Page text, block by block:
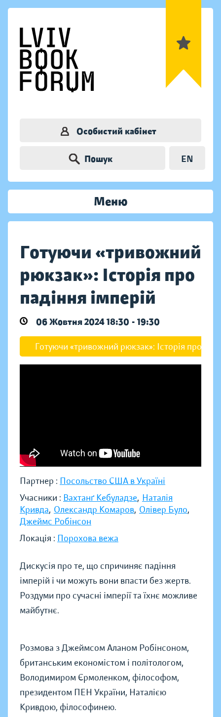
Особистий кабінет
Пошук EN
Меню
Готуючи «тривожний
рюкзак»: Історія про
падіння імперій
06 Жовтня 2024 18:30 - 19:30
Готуючи «тривожний рюкзак»: Історія про
Партнер : Посольство США в Україні
Учасники : Вахтанґ Кебуладзе, Наталія
Кривда, Олександр Комаров, Олівер Було,
Джеймс Робінсон
Локація : Порохова вежа
Дискусія про те, що спричиняє падіння
імперій і чи можуть вони впасти без жертв.
Роздуми про сучасні імперії та їхнє можливе
майбутнє.
Розмова з Джеймсом Аланом Робінсоном,
британським економістом і політологом,
Володимиром Єрмоленком, філософом,
президентом ПЕН України, Наталією
Кривдою, філософинею.